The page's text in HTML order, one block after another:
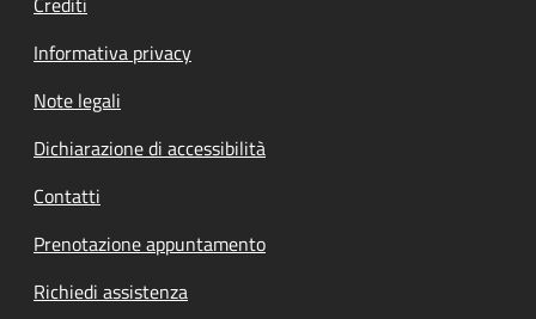
Informativa privacy
Note legali
Dichiarazione di accessibilità
Contatti
Prenotazione appuntamento
Richiedi assistenza